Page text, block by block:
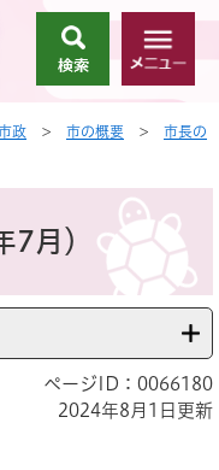
索
メ
ニ
ー
政 > 市の概要 >
市長の
7月）
ページID：0066180
2024年8月1日更新